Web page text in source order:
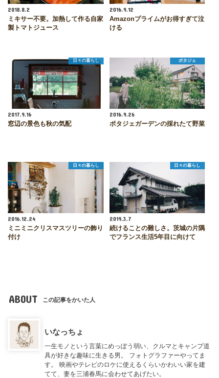
2018.8.2
ミキサー不要。加熱して作る自家
製トマトジュース
2016.9.12
Amazonプライムがお得すぎて泣
ける
日々の暮らし
2017.9.16
窓辺の景色も秋の気配
ポタジェ
2016.9.26
ポタジェガーデンの採れたて野菜
日々の暮らし
2016.12.24
ミニミニクリスマスツリーの飾り
付け
日々の暮らし
2019.3.7
続けることの難しさ。茨城の片隅
でフランス生活5年目に向けて
ABOUT この記事をかいた人
いなっちょ
一生モノという言葉にめっぽう弱い、クルマとキャンプ道
具が好きな趣味に生きる男。 フォトグラファーやってま
す。 映画やテレビのロケに使えるくらいかわいい家を建
てて、妻を三浦春馬に会わせてあげたい。